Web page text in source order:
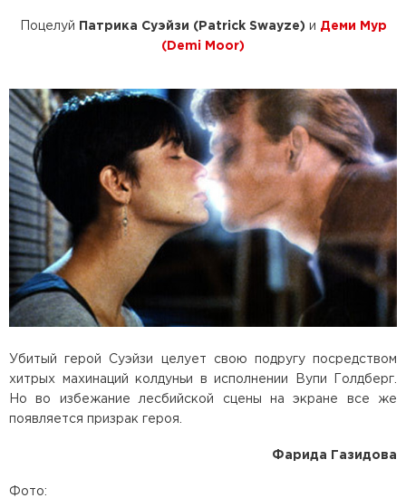
Поцелуй Патрика Суэйзи (Patrick Swayze) и Деми Мур
(Demi Moor)
Убитый герой Суэйзи целует свою подругу посредством
хитрых махинаций колдуньи в исполнении Вупи Голдберг.
Но во избежание лесбийской сцены на экране все же
появляется призрак героя.
Фарида Газидова
Фото: